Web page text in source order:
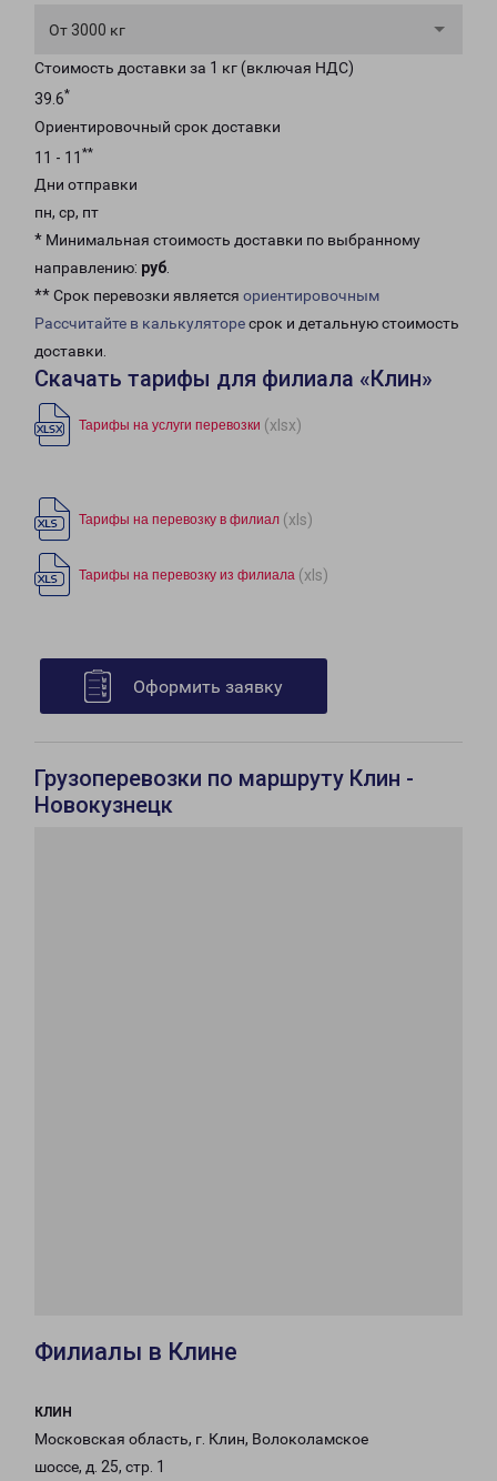
От 3000 кг
Стоимость доставки за 1 кг (включая НДС)
39.6*
Ориентировочный срок доставки
11 - 11 **
Дни отправки
пн, ср, пт
* Минимальная стоимость доставки по выбранному
направлению: руб.
** Срок перевозки является ориентировочным
Рассчитайте в калькуляторесрок и детальную стоимость
доставки.
Скачать тарифы для филиала «Клин»
Тарифы на услуги перевозки (xlsx)
Тарифы на перевозку в филиал (xls)
Тарифы на перевозку из филиала (xls)
Оформить заявку
Грузоперевозки по маршруту Клин -
Новокузнецк
Филиалы в Клине
КЛИН
Московская область, г. Клин, Волоколамское
шоссе, д. 25, стр. 1